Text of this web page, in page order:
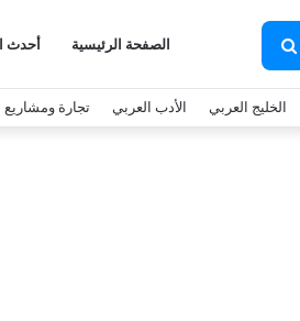
بحث
عن
الصفحة الرئيسية أحدث
الخليج العربي الأدب العربي تجارة ومشاريع